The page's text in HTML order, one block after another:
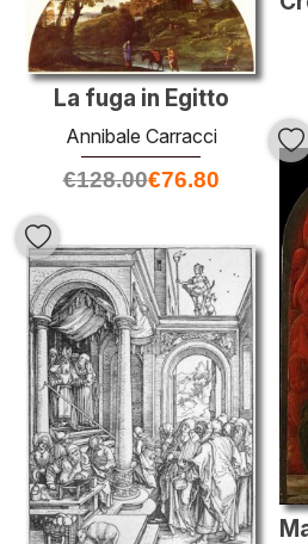
La fuga in Egitto
Annibale Carracci
€128.00€76.80